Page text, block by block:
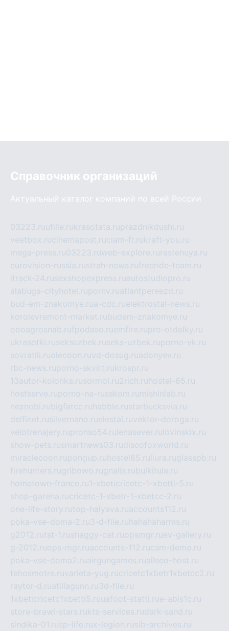
Справочник организаций
Актуальный каталог компаний по всей России
03223.ruufille.rukrasotata.ruprazdnikdushi.ru
veetbox.rucinemapost.ruciam-fr.rukraft-you.ru
mega-press.ru03223.ruweb-explore.ru rastenuya.ru
eurovision-russia.rustrah-news.rufreeride-team.ru
itrack-24.rusexshopexpress.ruautostudiopro.ru
alabuga-cityhotel.rupornv.ruatlantpereezd.ru
bud-em-znakomye.rua-cdc.ruelektrostal-news.ru
korolevremont-market.rubudem-znakomye.ru
oooagrosnab.rufpodaso.ruemfire.rupro-otdelky.ru
ukrasotki.ruseksuzbek.ruseks-uzbek.ruporno-vk.ru
sovratili.ruolecoon.ruvd-dosug.ruadonyev.ru
rbc-news.ruporno-skvirt.rukrospr.ru
13autor-kolonka.rusormol.ru2rich.ru hostel-65.ru
hostserve.ruporno-na-russkom.ru mishinlab.ru
neznobi.rubigfatcc.ru habble.rustarbucksvia.ru
delfinet.rusilvernano.ruelestal.ruvektor-doroga.ru
velotrenajery.rupronso54.ru lenasever.ru lovinskix.ru
show-pets.rusmartnews03.rudiscofoxworld.ru
miraclecoon.rupongup.ru hostel65.ru liura.ruglasspb.ru
firehunters.rugribowo.rugnalis.rubulkitula.ru
hometown-france.ru1-xbeticricetc-1-xbetti-5.ru
shop-garena.rucricetc-1-xbetr-1-xbetcc-2.ru
one-life-story.rutop-halyava.ruaccounts112.ru
poka-vse-doma-2.ru3-d-file.ru hahahaharms.ru
g2012.rutst-1.rushaggy-cat.ruopsmgr.ruev-gallery.ru
g-2012.ruops-mgr.ruaccounts-112.rucsm-demo.ru
poka-vse-doma2.ruairgungames.ruallseo-host.ru
tehosmotre.ruvarieta-yug.rucricetc1xbetr1xbetcc2.ru
raytor-d.ruatillagunn.ru3d-file.ru
1xbeticricetc1xbetti5.ruuafoot-statti.rue-abis1c.ru
store-brawl-stars.rukts-services.rudark-sand.ru
sindika-01.rusp-life.rux-legion.rusib-archives.ru